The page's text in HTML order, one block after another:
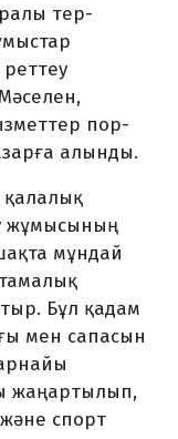
тер­
пор­
алынды.
қалалық
жұмысының
мұндай
Бұл қадам
мен сапасын
жаңарты­лып,
спорт